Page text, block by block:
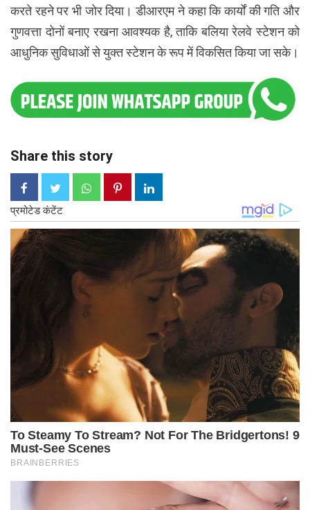
करते रहने पर भी जोर दिया। डीआरएम ने कहा कि कार्यों की गति और
गुणवत्ता दोनों बनाए रखना आवश्यक है, ताकि बलिया रेलवे स्टेशन को
आधुनिक सुविधाओं से युक्त स्टेशन के रूप में विकसित किया जा सके।
Share this story